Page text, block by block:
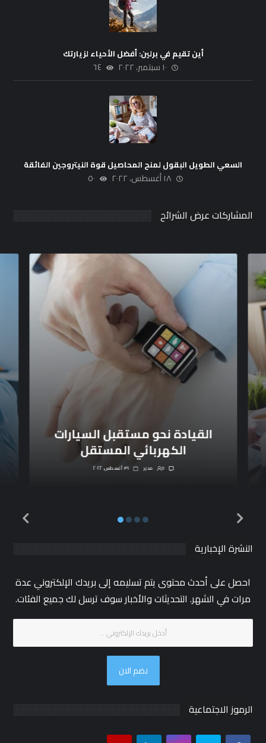
أين تقيم في برلين: أفضل الأحياء لزيارتك
١٠ سبتمبر، ٢٠٢٢ ٦٤
السعي الطويل البقول لمنح المحاصيل قوة النيتروجين الفائقة
١٨ أغسطس، ٢٠٢٢ ٥٠
المشاركات عرض الشرائح
القيادة نحو مستقبل السيارات
الكهربائي المستقل
٣١ أغسطس، ٢٠٢٢ مدیر 0
النشرة الإخبارية
احصل على أحدث محتوى يتم تسليمه إلى بريدك الإلكتروني عدة
مرات في الشهر. التحديثات والأخبار سوف ترسل لك جميع الفئات.
نضم الان
الرموز الاجتماعية